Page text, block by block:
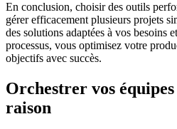
En conclusion, choisir des outils
gérer efficacement plusieurs projets
des solutions adaptées à vos besoins
processus, vous optimisez votre
objectifs avec succès.
Orchestrer vos
raison